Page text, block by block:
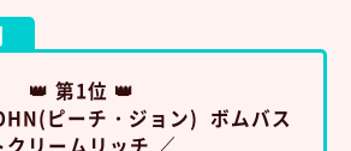
👑 第1位 👑
ピーチ・ジョン) ボムバス